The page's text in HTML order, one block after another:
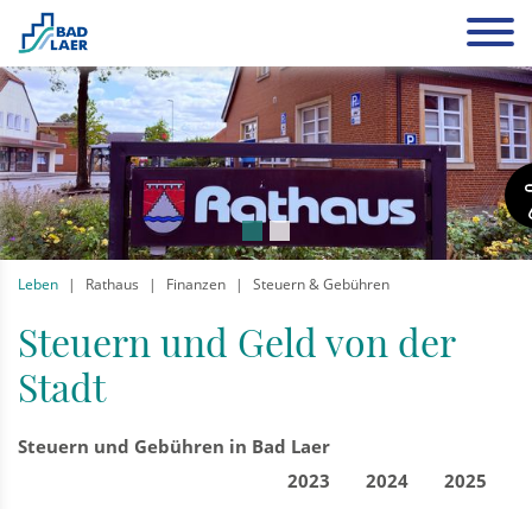
Leben Rathaus Finanzen Steuern & Gebühren
Steuern und Geld von der
Stadt
Steuern und Gebühren in Bad Laer
2023
2024
2025